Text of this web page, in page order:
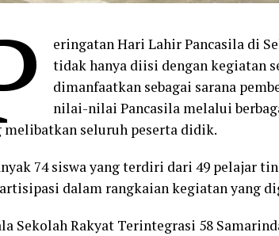
eringatan Hari Lahir Pancasila di
tidak hanya diisi dengan kegiatan
dimanfaatkan sebagai sarana
nilai-nilai Pancasila melalui
melibatkan seluruh peserta didik.
74 siswa yang terdiri dari 49 pelajar
dalam rangkaian kegiatan yang
Sekolah Rakyat Terintegrasi 58